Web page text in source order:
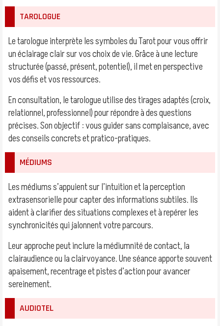
TAROLOGUE
Le tarologue interprète les symboles du Tarot pour vous offrir
un éclairage clair sur vos choix de vie. Grâce à une lecture
structurée (passé, présent, potentiel), il met en perspective
vos défis et vos ressources.
En consultation, le tarologue utilise des tirages adaptés (croix,
relationnel, professionnel) pour répondre à des questions
précises. Son objectif : vous guider sans complaisance, avec
des conseils concrets et pratico-pratiques.
MÉDIUMS
Les médiums s’appuient sur l’intuition et la perception
extrasensorielle pour capter des informations subtiles. Ils
aident à clarifier des situations complexes et à repérer les
synchronicités qui jalonnent votre parcours.
Leur approche peut inclure la médiumnité de contact, la
clairaudience ou la clairvoyance. Une séance apporte souvent
apaisement, recentrage et pistes d’action pour avancer
sereinement.
AUDIOTEL